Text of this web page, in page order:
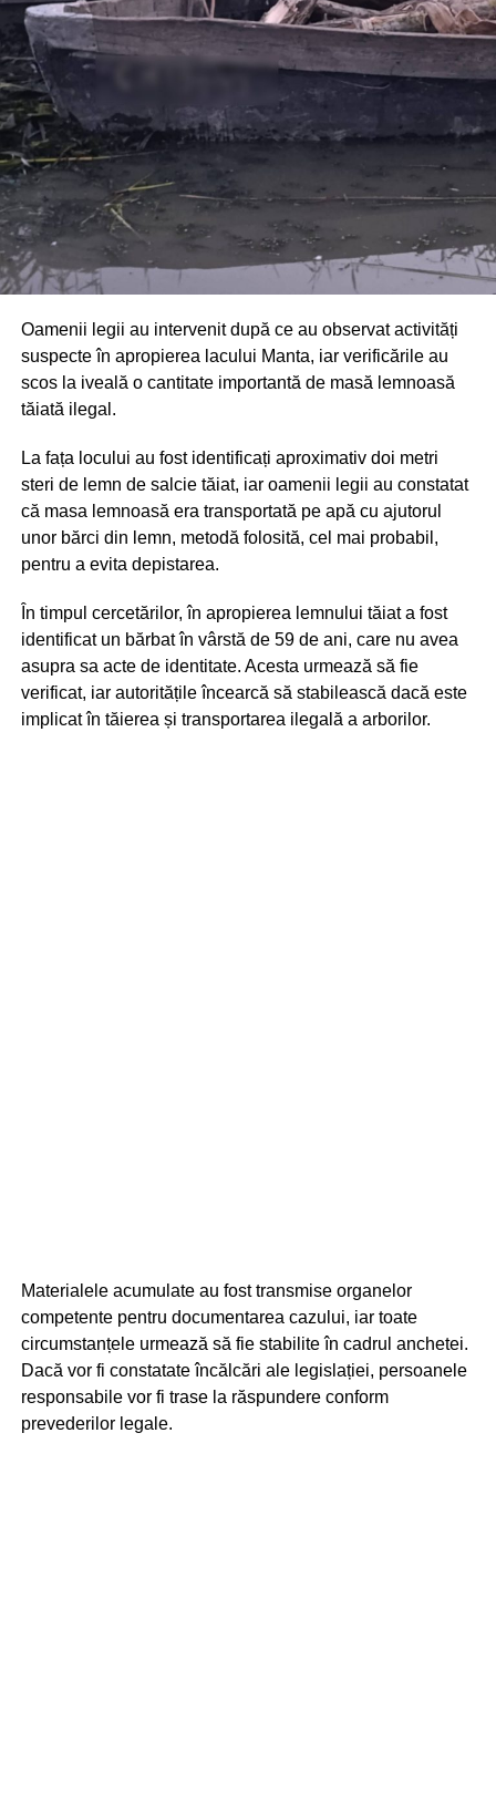
Din fericire, nimeni nu a avut de suferit, iar reprezentanții
comunității au mulțumit atât pompierilor din Drochia, cât și
localnicilor care au intervenit prompt și au contribuit la
limitarea pagubelor.
Oamenii legii au intervenit după ce au observat activități
suspecte în apropierea lacului Manta, iar verificările au
scos la iveală o cantitate importantă de masă lemnoasă
tăiată ilegal.
La fața locului au fost identificați aproximativ doi metri
steri de lemn de salcie tăiat, iar oamenii legii au constatat
că masa lemnoasă era transportată pe apă cu ajutorul
unor bărci din lemn, metodă folosită, cel mai probabil,
pentru a evita depistarea.
În timpul cercetărilor, în apropierea lemnului tăiat a fost
identificat un bărbat în vârstă de 59 de ani, care nu avea
asupra sa acte de identitate. Acesta urmează să fie
verificat, iar autoritățile încearcă să stabilească dacă este
implicat în tăierea și transportarea ilegală a arborilor.
Materialele acumulate au fost transmise organelor
competente pentru documentarea cazului, iar toate
circumstanțele urmează să fie stabilite în cadrul anchetei.
Dacă vor fi constatate încălcări ale legislației, persoanele
responsabile vor fi trase la răspundere conform
prevederilor legale.